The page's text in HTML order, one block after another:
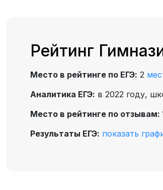
Рейтинг
Место в рейтинге по ЕГЭ: 2
Аналитика ЕГЭ: в 2022 году,
Место в рейтинге по отзывам:
Результаты ЕГЭ: показать